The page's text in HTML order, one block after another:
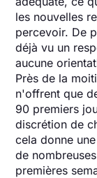
les nouvelles
percevoir. De
déjà vu un
aucune
Près de la
n'offrent que
90 premiers
discrétion de
cela donne
de
premières